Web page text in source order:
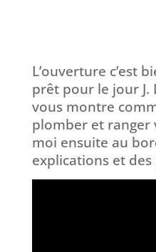
L’ouverture c’est
prêt pour le jour J.
vous montre
plomber et ranger
moi ensuite au
explications et des